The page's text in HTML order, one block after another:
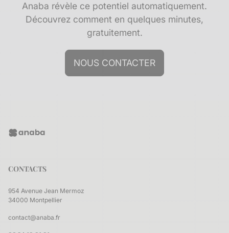
Anaba révèle ce potentiel automatiquement.
Découvrez comment en quelques minutes,
gratuitement.
NOUS CONTACTER
CONTACTS
954 Avenue Jean Mermoz
34000 Montpellier
contact@anaba.fr